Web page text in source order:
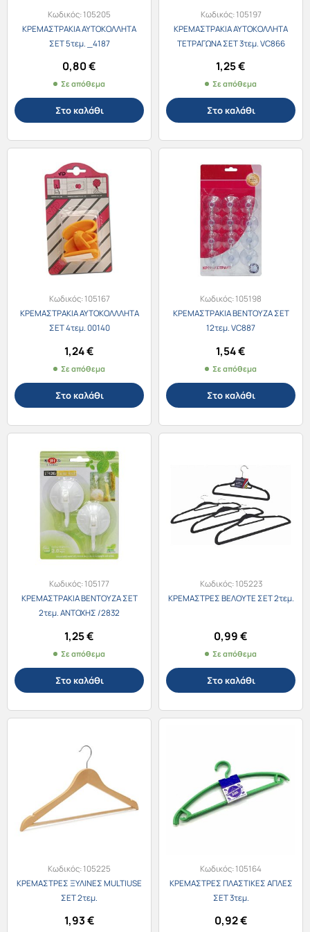
Κωδικός:105205
ΚΡΕΜΑΣΤΡΑΚΙΑ ΑΥΤΟΚΟΛΛΗΤΑ
ΣΕΤ 5τεμ. _4187
0,80€
Σε απόθεμα
Στο καλάθι
Κωδικός:105197
ΚΡΕΜΑΣΤΡΑΚΙΑ ΑΥΤΟΚΟΛΛΗΤΑ
ΤΕΤΡΑΓΩΝΑ ΣΕΤ 3τεμ. VC866
1,25€
Σε απόθεμα
Στο καλάθι
Κωδικός:105167
ΚΡΕΜΑΣΤΡΑΚΙΑ ΑΥΤΟΚΟΛΛΛΗΤΑ
ΣΕΤ 4τεμ. 00140
1,24€
Σε απόθεμα
Στο καλάθι
Κωδικός:105198
ΚΡΕΜΑΣΤΡΑΚΙΑ ΒΕΝΤΟΥΖΑ ΣΕΤ
12τεμ. VC887
1,54€
Σε απόθεμα
Στο καλάθι
Κωδικός:105177
ΚΡΕΜΑΣΤΡΑΚΙΑ ΒΕΝΤΟΥΖΑ ΣΕΤ
2τεμ. ΑΝΤΟΧΗΣ /2832
1,25€
Σε απόθεμα
Στο καλάθι
Κωδικός:105223
ΚΡΕΜΑΣΤΡΕΣ ΒΕΛΟΥΤΕ ΣΕΤ 2τεμ.
0,99€
Σε απόθεμα
Στο καλάθι
Κωδικός:105225
ΚΡΕΜΑΣΤΡΕΣ ΞΥΛΙΝΕΣ MULTIUSE
ΣΕΤ 2τεμ.
1,93€
Κωδικός:105164
ΚΡΕΜΑΣΤΡΕΣ ΠΛΑΣΤΙΚΕΣ ΑΠΛΕΣ
ΣΕΤ 3τεμ.
0,92€